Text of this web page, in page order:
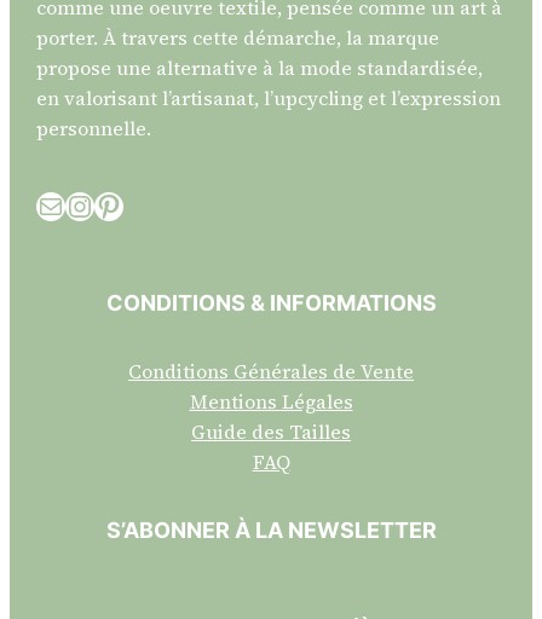
comme une oeuvre textile, pensée comme un art à
porter. À travers cette démarche, la marque
propose une alternative à la mode standardisée,
en valorisant l’artisanat, l’upcycling et l’expression
personnelle.
E-mail InstagramPinterest
CONDITIONS & INFORMATIONS
Conditions Générales de Vente
Mentions Légales
Guide des Tailles
FAQ
S’ABONNER À LA NEWSLETTER